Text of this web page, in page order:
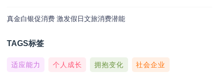
真金白银促消费 激发假日文旅消费潜能
TAGS标签
适应能力 个人成长 拥抱变化 社会企业